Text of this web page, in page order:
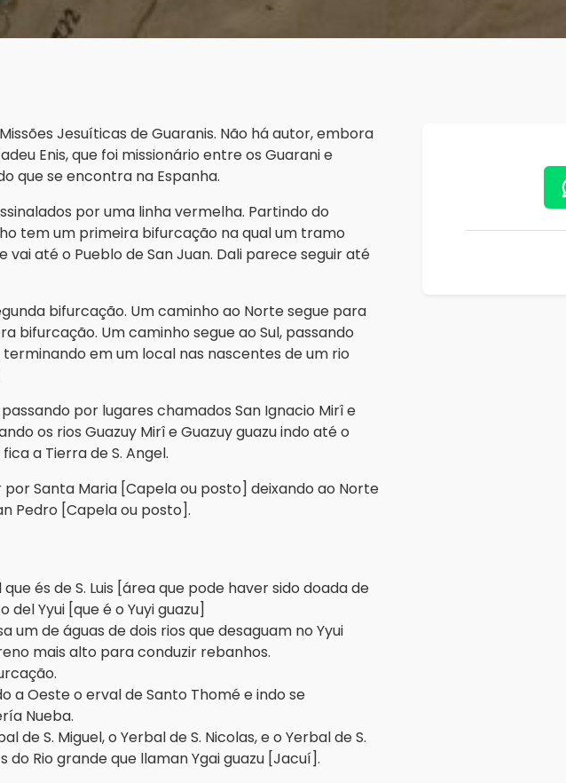
Jesuíticas de Guaranis. Não há autor, embora
Enis, que foi missionário entre os Guarani e
que se encontra na Espanha.
por uma linha vermelha. Partindo do
tem um primeira bifurcação na qual um tramo
até o Pueblo de San Juan. Dali parece seguir até
bifurcação. Um caminho ao Norte segue para
bifurcação. Um caminho segue ao Sul, passando
em um local nas nascentes de um rio
por lugares chamados San Ignacio Mirî e
os rios Guazuy Mirî e Guazuy guazu indo até o
a Tierra de S. Angel.
Santa Maria [Capela ou posto] deixando ao Norte
Pedro [Capela ou posto].
és de S. Luis [área que pode haver sido doada de
Yyui [que é o Yuyi guazu]
um de águas de dois rios que desaguam no Yyui
mais alto para conduzir rebanhos.
a Oeste o erval de Santo Thomé e indo se
Nueba.
de S. Miguel, o Yerbal de S. Nicolas, e o Yerbal de S.
do Rio grande que llaman Ygai guazu [Jacuí].